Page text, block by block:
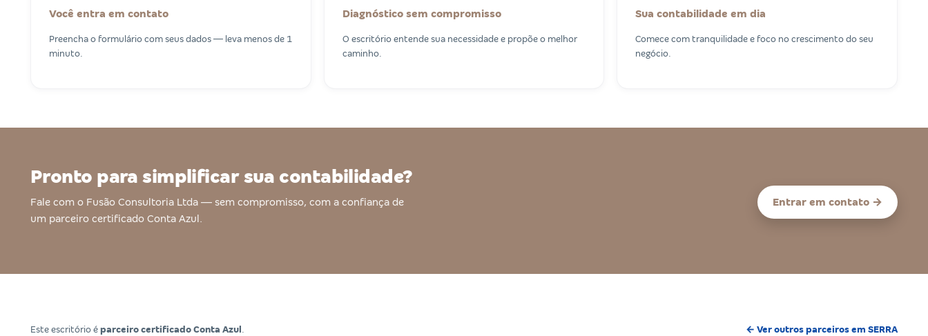
Você entra em contato
Preencha o formulário com seus dados — leva menos de 1
minuto.
Diagnóstico sem compromisso
O escritório entende sua necessidade e propõe o melhor
caminho.
Sua contabilidade em dia
Comece com tranquilidade e foco no crescimento do seu
negócio.
Pronto para simplificar sua contabilidade?
Fale com o Fusão Consultoria Ltda — sem compromisso, com a confiança de
um parceiro certificado Conta Azul.
Entrar em contato →
Este escritório é parceiro certificado Conta Azul . ← Ver outros parceiros em SERRA